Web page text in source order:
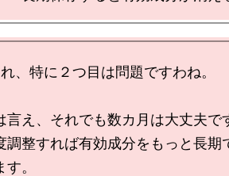
れ、特に２つ目は問題ですわね。
言え、それでも数カ月は大丈夫で
調整すれば有効成分をもっと長期
す。